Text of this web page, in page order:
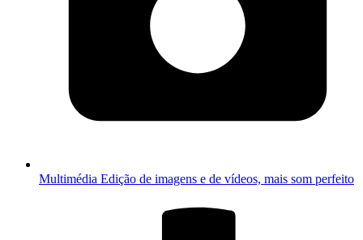
Multimédia Edição de imagens e de vídeos, mais som perfeito